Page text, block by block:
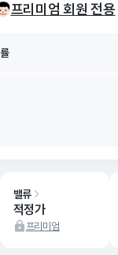
프리미엄 회원 전용
07
밸류
적정가
프리미엄